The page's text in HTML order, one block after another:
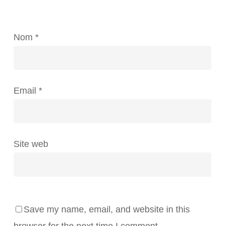
Nom *
Email *
Site web
Save my name, email, and website in this